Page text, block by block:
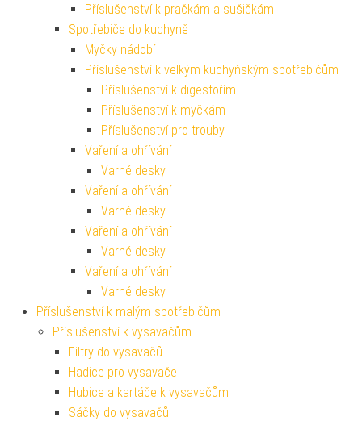
Příslušenství k pračkám a sušičkám
Spotřebiče do kuchyně
Myčky nádobí
Příslušenství k velkým kuchyňským spotřebičům
Příslušenství k digestořím
Příslušenství k myčkám
Příslušenství pro trouby
Vaření a ohřívání
Varné desky
Vaření a ohřívání
Varné desky
Vaření a ohřívání
Varné desky
Vaření a ohřívání
Varné desky
Příslušenství k malým spotřebičům
Příslušenství k vysavačům
Filtry do vysavačů
Hadice pro vysavače
Hubice a kartáče k vysavačům
Sáčky do vysavačů